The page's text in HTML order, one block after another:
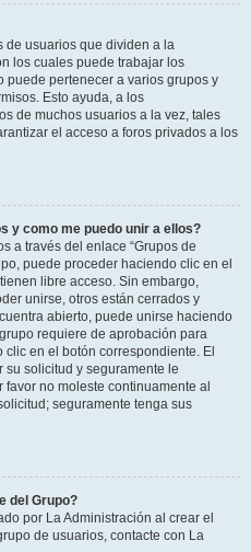
de usuarios que dividen a la
los cuales puede trabajar los
puede pertenecer a varios grupos y
Esto ayuda, a los
de muchos usuarios a la vez, tales
el acceso a foros privados a los
y como me puedo unir a ellos?
a través del enlace “Grupos de
puede proceder haciendo clic en el
libre acceso. Sin embargo,
unirse, otros están cerrados y
abierto, puede unirse haciendo
requiere de aprobación para
en el botón correspondiente. El
solicitud y seguramente le
no moleste continuamente al
seguramente tenga sus
del Grupo?
por La Administración al crear el
de usuarios, contacte con La